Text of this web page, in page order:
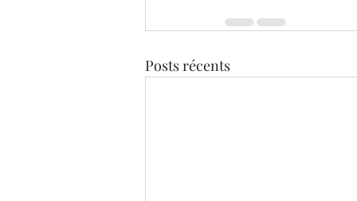
Posts récents